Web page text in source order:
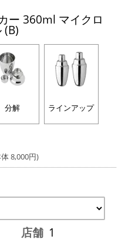
ー 360ml マイクロ
(B)
分解 ラインアップ
8,000円)
店舗 1